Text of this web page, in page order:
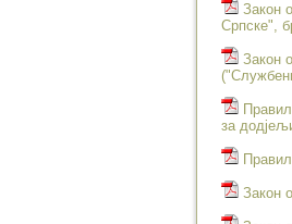
Закон
Српске",
Закон
за
Закон